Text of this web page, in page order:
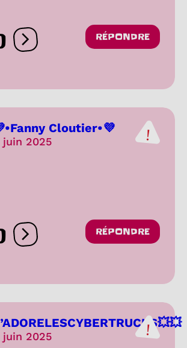
Ouvrir les réactions
RÉPONDRE
Cloutier•💜
juin 2025
Ouvrir les réactions
RÉPONDRE
juin 2025